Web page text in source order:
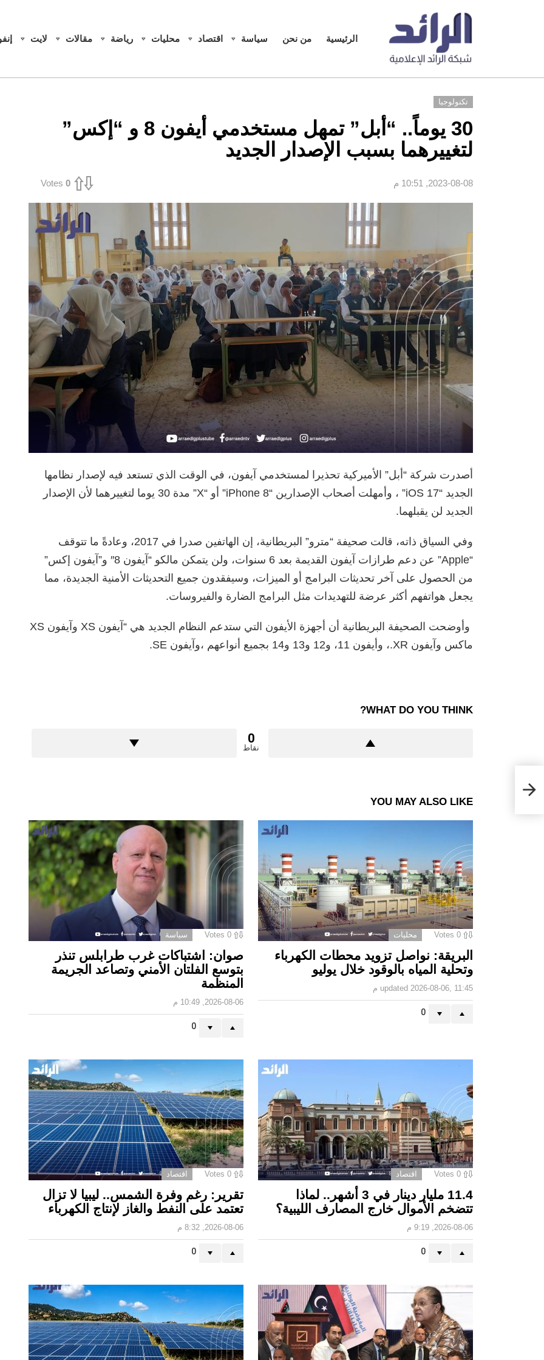
الرئيسية من نحن سياسة اقتصاد محليات رياضة مقالات لايت
تكنولوجيا
30 يوماً.. “أبل” تمهل مستخدمي أيفون 8 و “إكس”
لتغييرهما بسبب الإصدار الجديد
2023-08-08, 10:51 م 0
Votes
أصدرت شركة “أبل” الأميركية تحذيرا لمستخدمي آيفون، في الوقت الذي تستعد فيه لإصدار نظامها
الجديد “iOS 17” ، وأمهلت أصحاب الإصدارين “iPhone 8” أو “X” مدة 30 يوما لتغييرهما لأن الإصدار
الجديد لن يقبلهما.
وفي السياق ذاته، قالت صحيفة “مترو” البريطانية، إن الهاتفين صدرا في 2017، وعادةً ما تتوقف
“Apple” عن دعم طرازات آيفون القديمة بعد 6 سنوات، ولن يتمكن مالكو “آيفون 8″ و”آيفون إكس”
من الحصول على آخر تحديثات البرامج أو الميزات، وسيفقدون جميع التحديثات الأمنية الجديدة، مما
يجعل هواتفهم أكثر عرضة للتهديدات مثل البرامج الضارة والفيروسات.
وأوضحت الصحيفة البريطانية أن أجهزة الأيفون التي ستدعم النظام الجديد هي “آيفون XS وآيفون XS
ماكس وآيفون XR.، وأيفون 11، و12 و13 و14 بجميع أنواعهم ،وآيفون SE.
WHAT DO YOU THINK?
0
نقاط
YOU MAY ALSO LIKE
0
Votes محليات
البريقة: نواصل تزويد محطات الكهرباء
وتحلية المياه بالوقود خلال يوليو
updated 2026-08-06, 11:45 م
0
0
Votes سياسة
صوان: اشتباكات غرب طرابلس تنذر
بتوسع الفلتان الأمني وتصاعد الجريمة
المنظمة
2026-08-06, 10:49 م
0
0
Votes اقتصاد
11.4 مليار دينار في 3 أشهر.. لماذا
تتضخم الأموال خارج المصارف الليبية؟
2026-08-06, 9:19 م
0
0
Votes اقتصاد
تقرير: رغم وفرة الشمس.. ليبيا لا تزال
تعتمد على النفط والغاز لإنتاج الكهرباء
2026-08-06, 8:32 م
0